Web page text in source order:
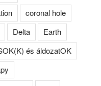
coronal hole
Delta
Earth
és áldozatOK